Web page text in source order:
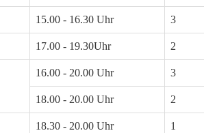
15.00 - 16.30 Uhr 3
17.00 - 19.30Uhr 2
16.00 - 20.00 Uhr 3
18.00 - 20.00 Uhr 2
18.30 - 20.00 Uhr 1